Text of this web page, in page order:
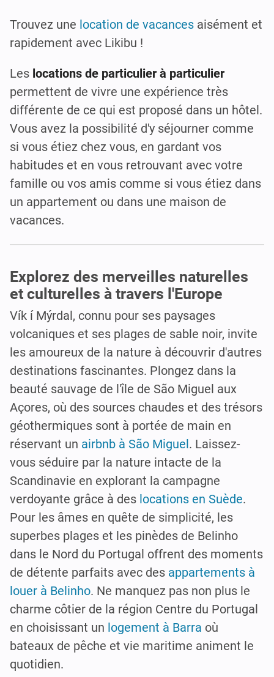
Trouvez une location de vacances aisément et
rapidement avec Likibu !
Les locations de particulier à particulier
permettent de vivre une expérience très
différente de ce qui est proposé dans un hôtel.
Vous avez la possibilité d'y séjourner comme
si vous étiez chez vous, en gardant vos
habitudes et en vous retrouvant avec votre
famille ou vos amis comme si vous étiez dans
un appartement ou dans une maison de
vacances.
Explorez des merveilles naturelles
et culturelles à travers l'Europe
Vík í Mýrdal, connu pour ses paysages
volcaniques et ses plages de sable noir, invite
les amoureux de la nature à découvrir d'autres
destinations fascinantes. Plongez dans la
beauté sauvage de l'île de São Miguel aux
Açores, où des sources chaudes et des trésors
géothermiques sont à portée de main en
réservant un airbnb à São Miguel. Laissez-
vous séduire par la nature intacte de la
Scandinavie en explorant la campagne
verdoyante grâce à des locations en Suède.
Pour les âmes en quête de simplicité, les
superbes plages et les pinèdes de Belinho
dans le Nord du Portugal offrent des moments
de détente parfaits avec des appartements à
louer à Belinho. Ne manquez pas non plus le
charme côtier de la région Centre du Portugal
en choisissant un logement à Barra où
bateaux de pêche et vie maritime animent le
quotidien.